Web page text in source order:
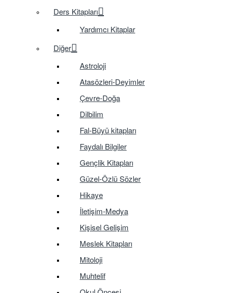
Ders Kitapları
Yardımcı Kitaplar
Diğer
Astroloji
Atasözleri-Deyimler
Çevre-Doğa
Dilbilim
Fal-Büyü kitapları
Faydalı Bilgiler
Gençlik Kitapları
Güzel-Özlü Sözler
Hikaye
İletişim-Medya
Kişisel Gelişim
Meslek Kitapları
Mitoloji
Muhtelif